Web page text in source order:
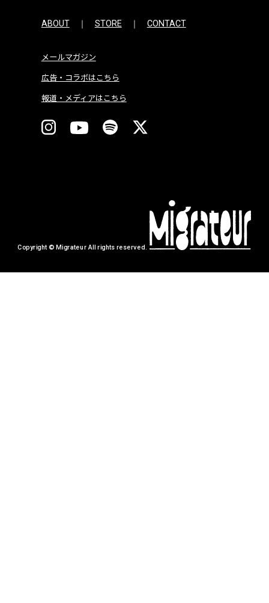
ABOUT STORE CONTACT
メールマガジン
広告・コラボはこちら
報道・メディアはこちら
Copyright © Migrateur All rights reserved.